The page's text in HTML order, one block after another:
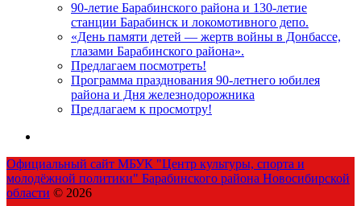
90-летие Барабинского района и 130-летие
станции Барабинск и локомотивного депо.
«День памяти детей — жертв войны в Донбассе,
глазами Барабинского района».
Предлагаем посмотреть!
Программа празднования 90-летнего юбилея
района и Дня железнодорожника
Предлагаем к просмотру!
Официальный сайт МБУК "Центр культуры, спорта и
молодёжной политики" Барабинского района Новосибирской
области © 2026